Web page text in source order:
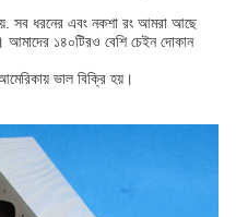
সব ধরনের এবং নকশা রং আমরা আছে
আমাদের ১৪০টিরও বেশি চেইন দোকান
ভাল বিক্রি হয়।